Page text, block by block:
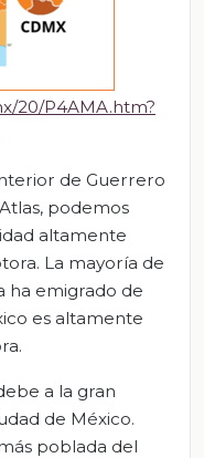
20/P4AMA.htm?
de Guerrero
podemos
altamente
La mayoría de
ha emigrado de
es altamente
a la gran
de México.
poblada del